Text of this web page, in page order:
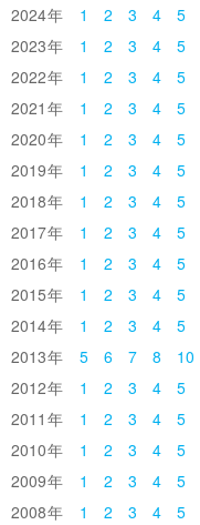
2024
1 2 3 4 5
2023
1 2 3 4 5
2022
1 2 3 4 5
2021
1 2 3 4 5
2020
1 2 3 4 5
2019
1 2 3 4 5
2018
1 2 3 4 5
2017
1 2 3 4 5
2016
1 2 3 4 5
2015
1 2 3 4 5
2014
1 2 3 4 5
2013
5 6 7 8 10
2012
1 2 3 4 5
2011
1 2 3 4 5
2010
1 2 3 4 5
2009
1 2 3 4 5
2008
1 2 3 4 5